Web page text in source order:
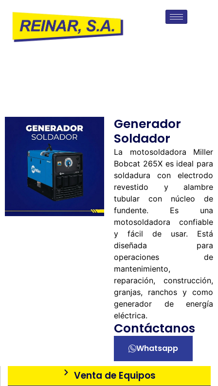
Generador
Soldador
La motosoldadora Miller
Bobcat 265X es ideal para
soldadura con electrodo
revestido y alambre
tubular con núcleo de
fundente. Es una
motosoldadora confiable
y fácil de usar. Está
diseñada para
operaciones de
mantenimiento,
reparación, construcción,
granjas, ranchos y como
generador de energía
eléctrica.
Contáctanos
Whatsapp
Venta de Equipos